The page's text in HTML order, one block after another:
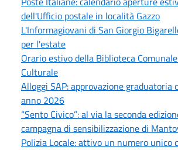
dell'Ufficio postale in località Gazzo
L'Informagiovani di San Giorgio
per l'estate
Orario estivo della Biblioteca
Culturale
Alloggi SAP: approvazione graduatoria
anno 2026
“Sento Civico”: al via la seconda
campagna di sensibilizzazione di
Polizia Locale: attivo un numero unico